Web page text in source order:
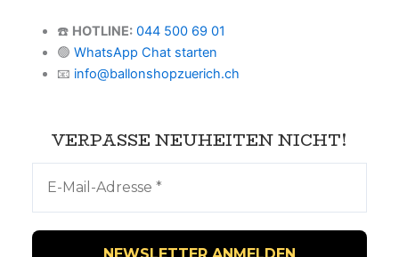
☎️ HOTLINE: 044 500 69 01
🟢 WhatsApp Chat starten
📧 info@ballonshopzuerich.ch
VERPASSE NEUHEITEN NICHT!